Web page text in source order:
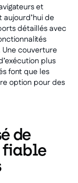
et
aujourd’hui de
détaillés avec
couverture
plus
font que les
option pour des
de
fiable